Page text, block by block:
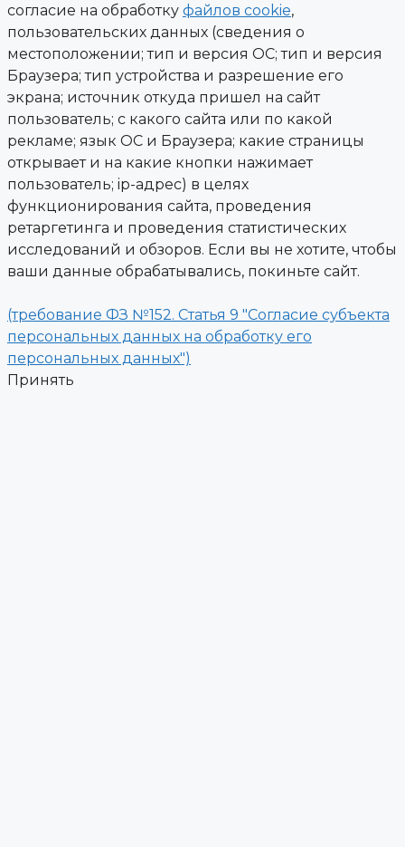
согласие на обработку файлов cookie,
пользовательских данных (сведения о
местоположении; тип и версия ОС; тип и версия
Браузера; тип устройства и разрешение его
экрана; источник откуда пришел на сайт
пользователь; с какого сайта или по какой
рекламе; язык ОС и Браузера; какие страницы
открывает и на какие кнопки нажимает
пользователь; ip-адрес) в целях
функционирования сайта, проведения
ретаргетинга и проведения статистических
исследований и обзоров. Если вы не хотите, чтобы
ваши данные обрабатывались, покиньте сайт.
(требование ФЗ №152. Статья 9 "Согласие субъекта
персональных данных на обработку его
персональных данных")
Принять